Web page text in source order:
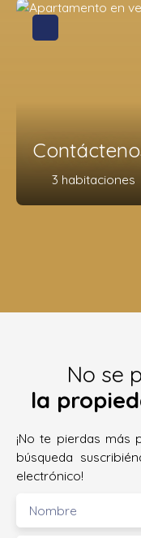
3 habitaciones
No se
la
¡No te pierdas más
búsqueda
electrónico!
Nombre